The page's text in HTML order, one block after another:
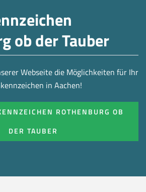
ob der Tauber
Webseite die Möglichkeiten für Ihr
in Aachen!
ROTHENBURG OB
DER TAUBER